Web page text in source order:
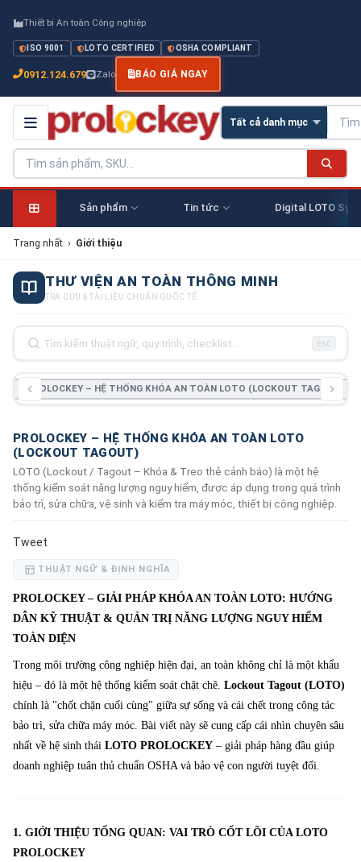
Thiết bị An toàn Công nghiệp
ISO 9001 LOTO CERTIFIED OSHA COMPLIANT
0912.124.679 Zalo BÁO GIÁ NGAY
Sản phẩm Tin tức Digital LOTO
Trang nhất › Giới thiệu
THƯ VIỆN AN TOÀN THÔNG MINH
TRA CỨU & TÀI LIỆU CHUẨN QUỐC TẾ
ESC
PROLOCKEY – HỆ THỐNG KHÓA AN TOÀN LOTO (LOCKOUT TAGOUT)
PROLOCKEY – HỆ THỐNG KHÓA AN TOÀN LOTO
(LOCKOUT TAGOUT)
LOTO (Lockout / Tagout – Khóa & Treo thẻ cảnh báo) là một hệ
thống kiểm soát năng lượng nguy hiểm, được áp dụng trong quá trình
bảo trì, sửa chữa, vệ sinh và kiểm tra máy móc, thiết bị công nghiệp.
Tweet
THUẬT NGỮ & ĐỊNH NGHĨA
PROLOCKEY – GIẢI PHÁP KHÓA AN TOÀN LOTO: HƯỚNG
DẪN KỸ THUẬT & QUẢN TRỊ NĂNG LƯỢNG NGUY HIỂM
TOÀN DIỆN
Trong môi trường công nghiệp hiện đại, an toàn không chỉ là một khẩu
hiệu – đó là một hệ thống kiểm soát chặt chẽ. Lockout Tagout (LOTO)
chính là "chốt chặn cuối cùng" giữa sự sống và cái chết trong công tác
bảo trì, sửa chữa máy móc. Bài viết này sẽ cung cấp cái nhìn chuyên sâu
nhất về hệ sinh thái LOTO PROLOCKEY – giải pháp hàng đầu giúp
doanh nghiệp tuân thủ chuẩn OSHA và bảo vệ con người tuyệt đối.
1. GIỚI THIỆU TỔNG QUAN: VAI TRÒ CỐT LÕI CỦA LOTO
PROLOCKEY